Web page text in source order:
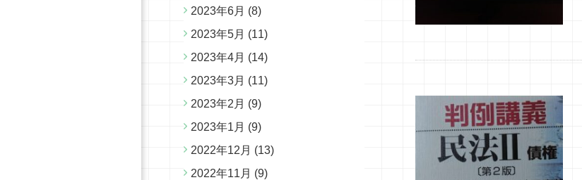
2023年6月 (8)
2023年5月 (11)
2023年4月 (14)
2023年3月 (11)
2023年2月 (9)
2023年1月 (9)
2022年12月 (13)
2022年11月 (9)